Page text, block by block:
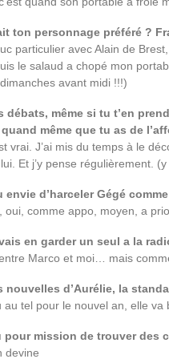
ton personnage préféré ?
particulier avec Alain de
le salaud a chopé mon
avant midi !!!)
débats, même si tu t’en
même que tu as de
vrai. J’ai mis du temps à le
Et j’y pense régulièrement.
envie d’harceler Gégé
oui, comme appo, moyen, a
en garder un seul a la
Marco et moi… mais
nouvelles d’Aurélie, la
au tel pour le nouvel an, elle
pour mission de trouver des
devine